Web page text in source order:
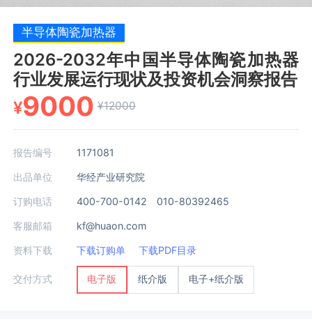
半导体陶瓷加热器
2026-2032年中国半导体陶瓷加热器
行业发展运行现状及投资机会洞察报告
¥9000 ¥12000
报告编号 1171081
出品单位 华经产业研究院
订购电话 400-700-0142 010-80392465
客服邮箱 kf@huaon.com
资料下载 下载订购单 下载PDF目录
交付方式 电子版 纸介版 电子+纸介版